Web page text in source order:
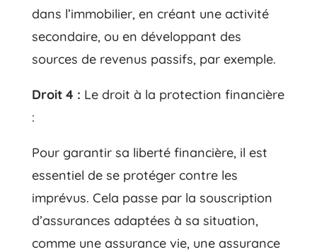
dans l’immobilier, en créant une activité
secondaire, ou en développant des
sources de revenus passifs, par exemple.
Droit 4 : Le droit à la protection financière
:
Pour garantir sa liberté financière, il est
essentiel de se protéger contre les
imprévus. Cela passe par la souscription
d’assurances adaptées à sa situation,
comme une assurance vie, une assurance